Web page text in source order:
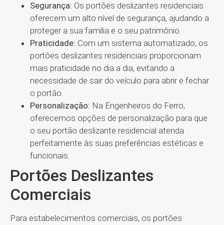
Segurança: Os portões deslizantes residenciais
oferecem um alto nível de segurança, ajudando a
proteger a sua família e o seu patrimônio.
Praticidade: Com um sistema automatizado, os
portões deslizantes residenciais proporcionam
mais praticidade no dia a dia, evitando a
necessidade de sair do veículo para abrir e fechar
o portão.
Personalização: Na Engenheiros do Ferro,
oferecemos opções de personalização para que
o seu portão deslizante residencial atenda
perfeitamente às suas preferências estéticas e
funcionais.
Portões Deslizantes
Comerciais
Para estabelecimentos comerciais, os portões